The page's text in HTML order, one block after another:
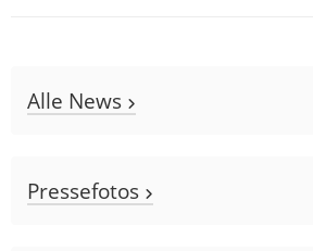
Alle News
Pressefotos